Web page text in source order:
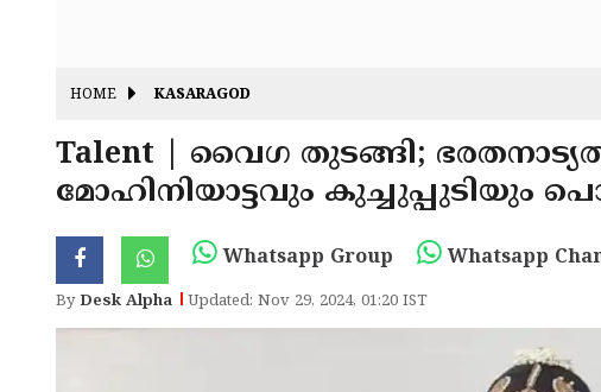
HOME KASARAGOD
Talent | വൈഗ തുടങ്ങി;
മോഹിനിയാട്ടവും കുച്ചുപ്പുടിയും
Whatsapp Group Whatsapp
ByDesk Alpha Updated: Nov 29, 2024, 01:20 IST